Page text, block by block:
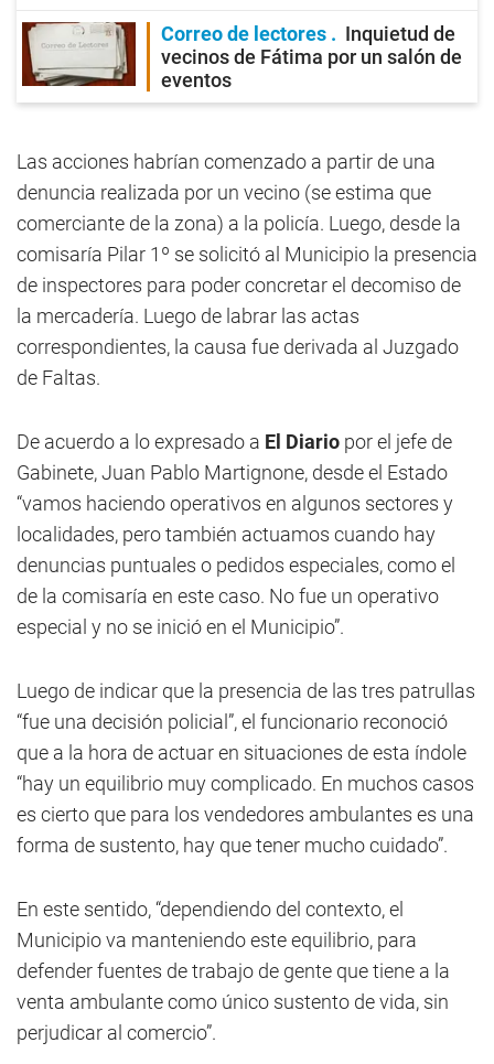
Correo de lectores
Inquietud de
vecinos de Fátima por un salón de
eventos
Las acciones habrían comenzado a partir de una
denuncia realizada por un vecino (se estima que
comerciante de la zona) a la policía. Luego, desde la
comisaría Pilar 1º se solicitó al Municipio la presencia
de inspectores para poder concretar el decomiso de
la mercadería. Luego de labrar las actas
correspondientes, la causa fue derivada al Juzgado
de Faltas.
De acuerdo a lo expresado a El Diario por el jefe de
Gabinete, Juan Pablo Martignone, desde el Estado
“vamos haciendo operativos en algunos sectores y
localidades, pero también actuamos cuando hay
denuncias puntuales o pedidos especiales, como el
de la comisaría en este caso. No fue un operativo
especial y no se inició en el Municipio”.
Luego de indicar que la presencia de las tres patrullas
“fue una decisión policial”, el funcionario reconoció
que a la hora de actuar en situaciones de esta índole
“hay un equilibrio muy complicado. En muchos casos
es cierto que para los vendedores ambulantes es una
forma de sustento, hay que tener mucho cuidado”.
En este sentido, “dependiendo del contexto, el
Municipio va manteniendo este equilibrio, para
defender fuentes de trabajo de gente que tiene a la
venta ambulante como único sustento de vida, sin
perjudicar al comercio”.